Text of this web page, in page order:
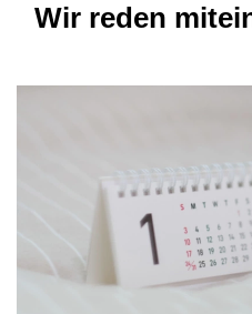
Wir reden